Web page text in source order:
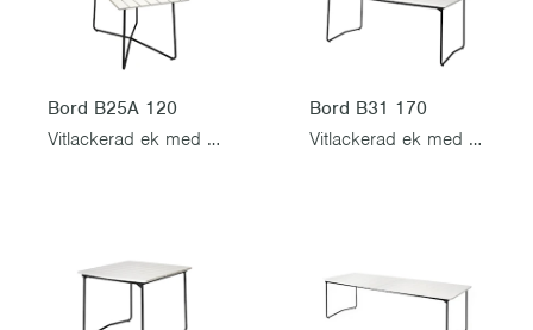
Bord B25A 120
Vitlackerad ek med svart stativ
Bord B31 170
Vitlackerad ek med svart stativ